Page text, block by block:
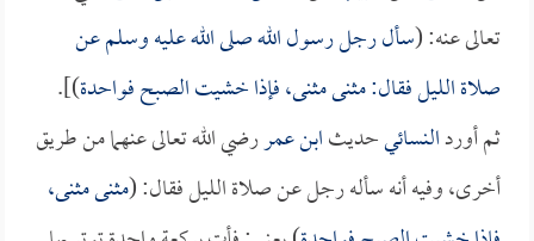
تعالى عنه: (سأل رجل رسول الله صلى الله عليه وسلم عن
صلاة الليل فقال: مثنى مثنى، فإذا خشيت الصبح فواحدة)].
ثم أوردالنسائيحديثابن عمررضي الله تعالى عنهما من طريق
أخرى، وفيه أنه سأله رجل عن صلاة الليل فقال: (مثنى مثنى،